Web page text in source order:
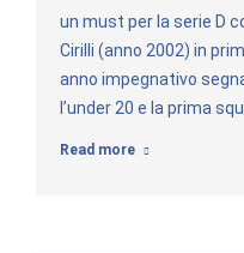
un must per la serie D
Cirilli (anno 2002) in
anno impegnativo
l’under 20 e la prima
Read more